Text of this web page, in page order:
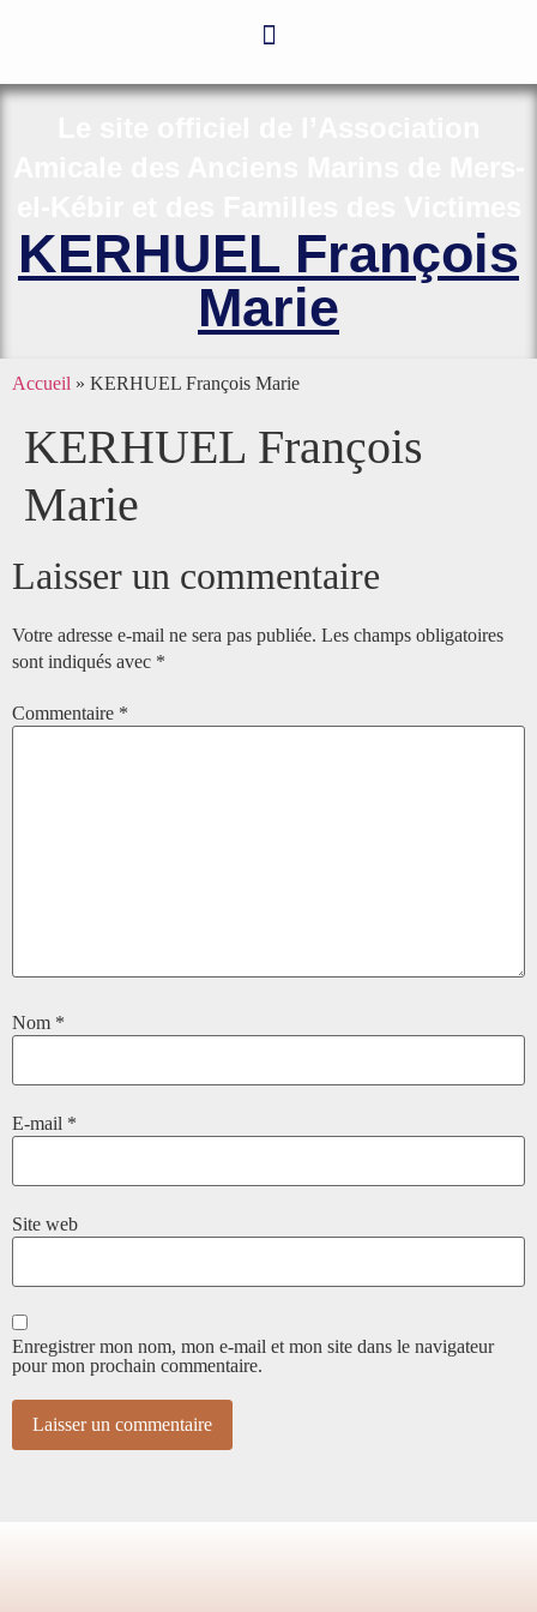
KERHUEL François
Marie
Accueil » KERHUEL François Marie
KERHUEL François
Marie
Laisser un commentaire
Votre adresse e-mail ne sera pas publiée. Les champs obligatoires
sont indiqués avec *
Commentaire *
Nom *
E-mail *
Site web
Enregistrer mon nom, mon e-mail et mon site dans le navigateur
pour mon prochain commentaire.